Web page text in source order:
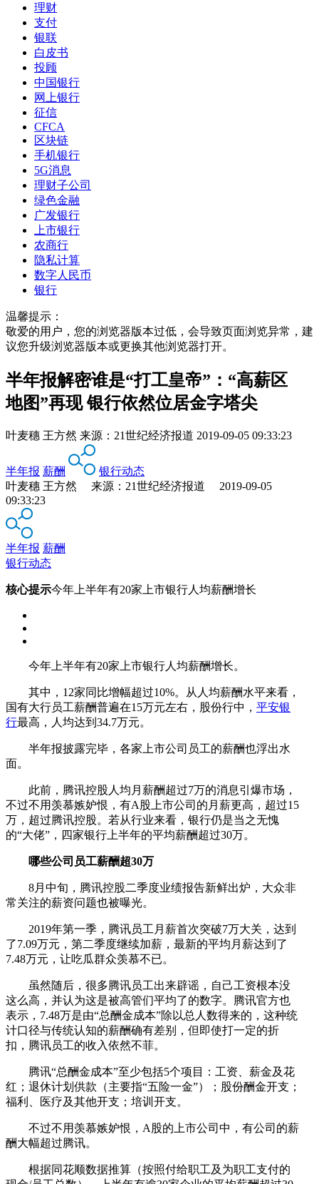
理财
支付
银联
白皮书
投顾
中国银行
网上银行
征信
CFCA
区块链
手机银行
5G消息
理财子公司
绿色金融
广发银行
上市银行
农商行
隐私计算
数字人民币
银行
温馨提示：
敬爱的用户，您的浏览器版本过低，会导致页面浏览异常，建
议您升级浏览器版本或更换其他浏览器打开。
半年报解密谁是“打工皇帝”：“高薪区
地图”再现 银行依然位居金字塔尖
叶麦穗 王方然 来源： 21世纪经济报道 2019-09-05 09:33:23
半年报 薪酬
银行动态
叶麦穗 王方然 来源：21世纪经济报道 2019-09-05
09:33:23
半年报 薪酬
银行动态
核心提示今年上半年有20家上市银行人均薪酬增长
今年上半年有20家上市银行人均薪酬增长。
其中，12家同比增幅超过10%。从人均薪酬水平来看，
国有大行员工薪酬普遍在15万元左右，股份行中， 平安银
行最高，人均达到34.7万元。
半年报披露完毕，各家上市公司员工的薪酬也浮出水
面。
此前，腾讯控股人均月薪酬超过7万的消息引爆市场，
不过不用羡慕嫉妒恨，有A股上市公司的月薪更高，超过15
万，超过腾讯控股。若从行业来看，银行仍是当之无愧
的“大佬”，四家银行上半年的平均薪酬超过30万。
哪些公司员工薪酬超30万
8月中旬，腾讯控股二季度业绩报告新鲜出炉，大众非
常关注的薪资问题也被曝光。
2019年第一季，腾讯员工月薪首次突破7万大关，达到
了7.09万元，第二季度继续加薪，最新的平均月薪达到了
7.48万元，让吃瓜群众羡慕不已。
虽然随后，很多腾讯员工出来辟谣，自己工资根本没
这么高，并认为这是被高管们平均了的数字。腾讯官方也
表示，7.48万是由“总酬金成本”除以总人数得来的，这种统
计口径与传统认知的薪酬确有差别，但即使打一定的折
扣，腾讯员工的收入依然不菲。
腾讯“总酬金成本”至少包括5个项目：工资、薪金及花
红；退休计划供款（主要指“五险一金”）；股份酬金开支；
福利、医疗及其他开支；培训开支。
不过不用羡慕嫉妒恨，A股的上市公司中，有公司的薪
酬大幅超过腾讯。
根据同花顺数据推算（按照付给职工及为职工支付的